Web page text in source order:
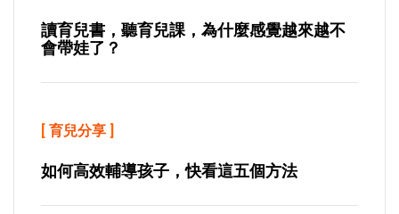
讀育兒書，聽育兒課，為什麼感覺越來越不
會帶娃了？
[ 育兒分享 ]
如何高效輔導孩子，快看這五個方法